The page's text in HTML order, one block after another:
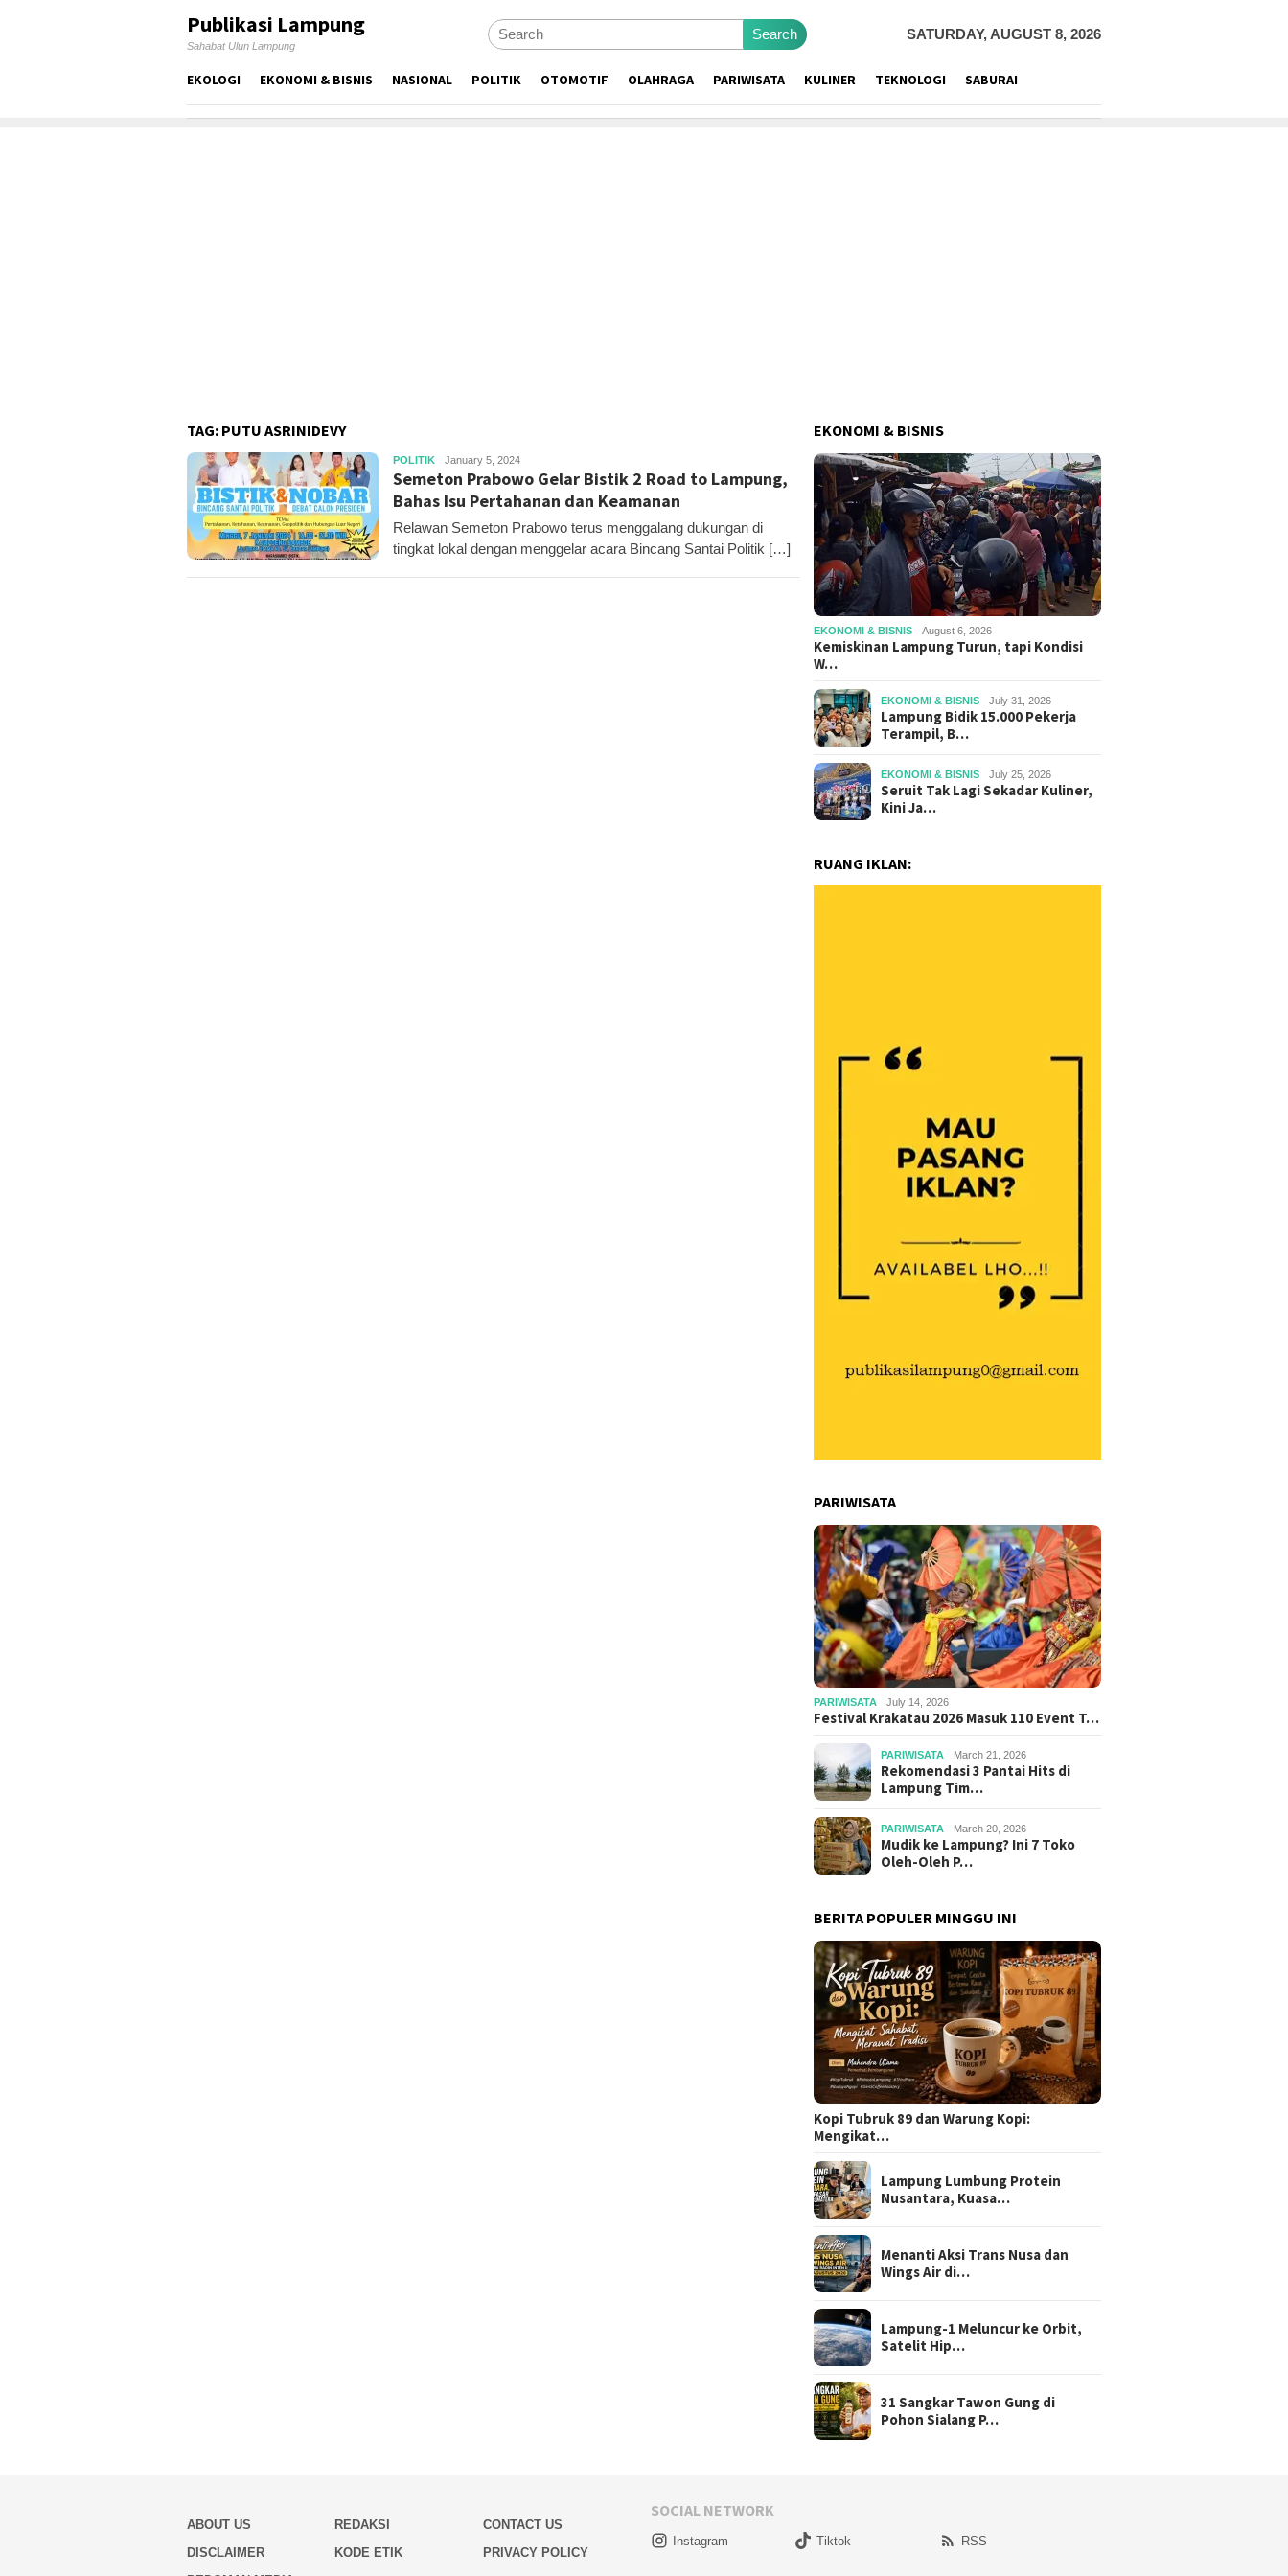
Publikasi Lampung
Sahabat Ulun Lampung
Search SATURDAY, AUGUST 8, 2026
EKOLOGI EKONOMI & BISNIS NASIONAL POLITIK OTOMOTIF OLAHRAGA PARIWISATA KULINER TEKNOLOGI SABURAI
TAG: PUTU ASRINIDEVY
POLITIKEditor
January 5, 2024
Semeton Prabowo Gelar Bistik 2 Road to Lampung,
Bahas Isu Pertahanan dan Keamanan
Relawan Semeton Prabowo terus menggalang dukungan di
tingkat lokal dengan menggelar acara Bincang Santai Politik […]
EKONOMI & BISNIS
EKONOMI & BISNIS August 6, 2026
Kemiskinan Lampung Turun, tapi Kondisi
W…
EKONOMI & BISNIS July 31, 2026
Lampung Bidik 15.000 Pekerja
Terampil, B…
EKONOMI & BISNIS July 25, 2026
Seruit Tak Lagi Sekadar Kuliner,
Kini Ja…
RUANG IKLAN:
PARIWISATA
PARIWISATA July 14, 2026
Festival Krakatau 2026 Masuk 110 Event T…
PARIWISATA March 21, 2026
Rekomendasi 3 Pantai Hits di
Lampung Tim…
PARIWISATA March 20, 2026
Mudik ke Lampung? Ini 7 Toko
Oleh-Oleh P…
BERITA POPULER MINGGU INI
Kopi Tubruk 89 dan Warung Kopi:
Mengikat…
Lampung Lumbung Protein
Nusantara, Kuasa…
Menanti Aksi Trans Nusa dan
Wings Air di…
Lampung-1 Meluncur ke Orbit,
Satelit Hip…
31 Sangkar Tawon Gung di
Pohon Sialang P…
ABOUT US REDAKSI
CONTACT US
DISCLAIMER
KODE ETIK
PRIVACY POLICY
SOCIAL NETWORK
Instagram Tiktok RSS